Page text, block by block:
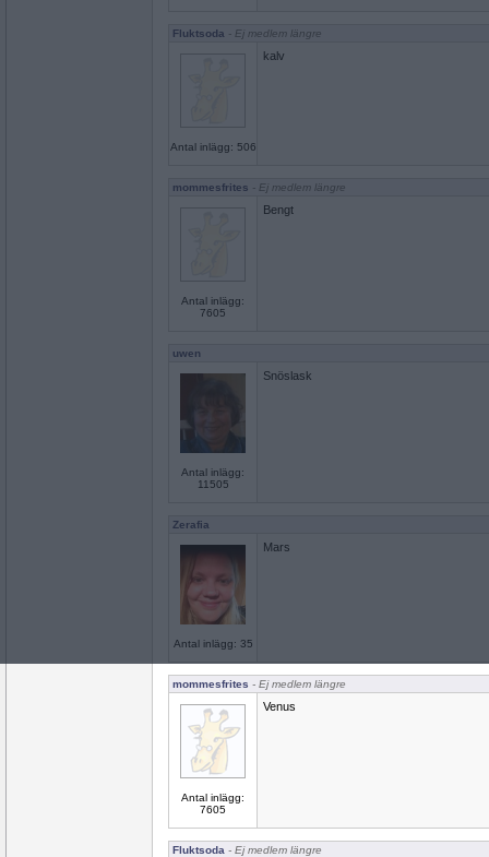
Fluktsoda - Ej medlem längre
Antal inlägg: 506
kalv
mommesfrites - Ej medlem längre
Antal inlägg:
7605
Bengt
uwen
Antal inlägg:
11505
Snöslask
Zerafia
Antal inlägg: 35
Mars
mommesfrites - Ej medlem längre
Antal inlägg:
7605
Venus
Fluktsoda - Ej medlem längre